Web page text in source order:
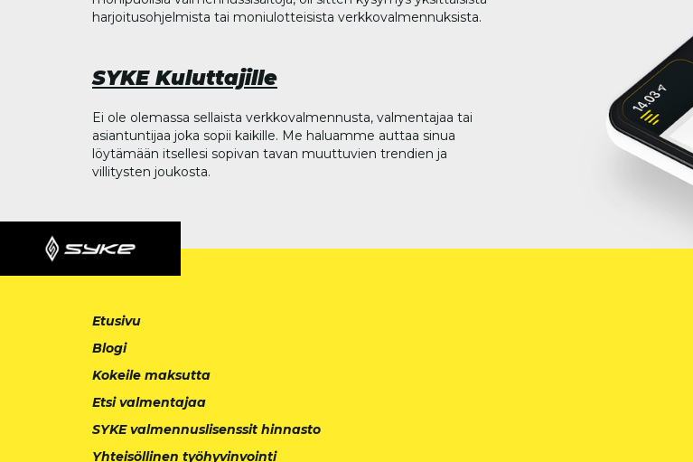
harjoitusohjelmista tai moniulotteisista verkkovalmennuksista.
SYKE Kuluttajille
Ei ole olemassa sellaista verkkovalmennusta, valmentajaa tai
asiantuntijaa joka sopii kaikille. Me haluamme auttaa sinua
löytämään itsellesi sopivan tavan muuttuvien trendien ja
villitysten joukosta.
Etusivu
Blogi
Kokeile maksutta
Etsi valmentajaa
SYKE valmennuslisenssit hinnasto
Yhteisöllinen työhyvinvointi